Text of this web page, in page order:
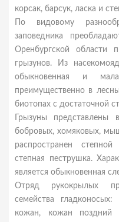
корсак, барсук, ласка и
По видовому
заповедника
Оренбургской области
грызунов. Из
обыкновенная и
преимущественно в
биотопах с достаточной
Грызуны представлены
бобровых, хомяковых,
распространен
степная пеструшка.
является обыкновенная
Отряд рукокрылых
семейства
кожан, кожан